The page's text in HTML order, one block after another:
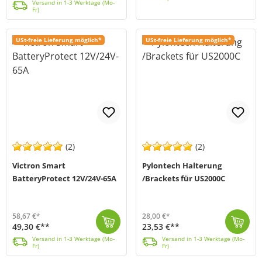
Versand in 1-3 Werktage (Mo-
Fr)
USt-freie Lieferung möglich*
(2)
Victron Smart
BatteryProtect 12V/24V-65A
58,67 €*
49,30 €**
Versand in 1-3 Werktage (Mo-
Fr)
USt-freie Lieferung möglich*
(2)
Pylontech Halterung
/Brackets für US2000C
28,00 €*
23,53 €**
Versand in 1-3 Werktage (Mo-
Fr)